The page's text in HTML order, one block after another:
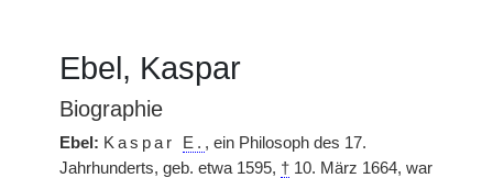
Ebel, Kaspar
Biographie
Ebel: Kaspar E. , ein Philosoph des 17.
Jahrhunderts, geb. etwa 1595, † 10. März 1664, war